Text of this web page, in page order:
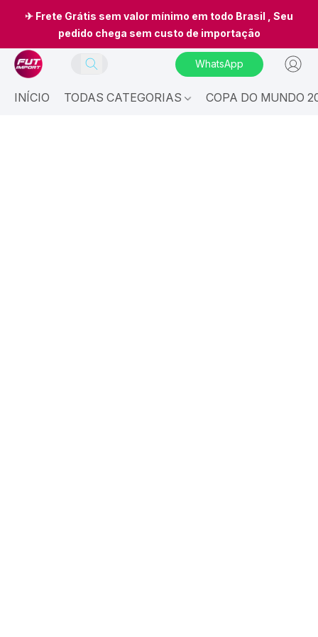
✈ Frete Grátis sem valor mínimo em todo Brasil , Seu
pedido chega sem custo de importação
WhatsApp
INÍCIO TODAS CATEGORIAS COPA DO MUNDO